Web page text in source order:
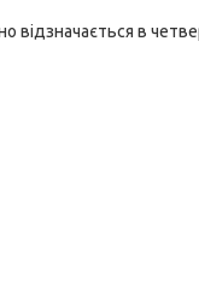
відзначається в